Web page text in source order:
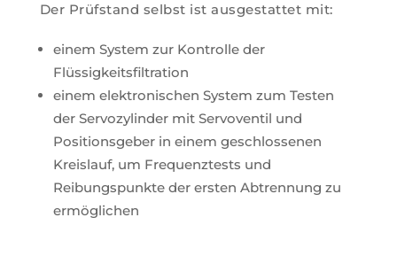
Der Prüfstand selbst ist ausgestattet mit:
einem System zur Kontrolle der
Flüssigkeitsfiltration
einem elektronischen System zum Testen
der Servozylinder mit Servoventil und
Positionsgeber in einem geschlossenen
Kreislauf, um Frequenztests und
Reibungspunkte der ersten Abtrennung zu
ermöglichen